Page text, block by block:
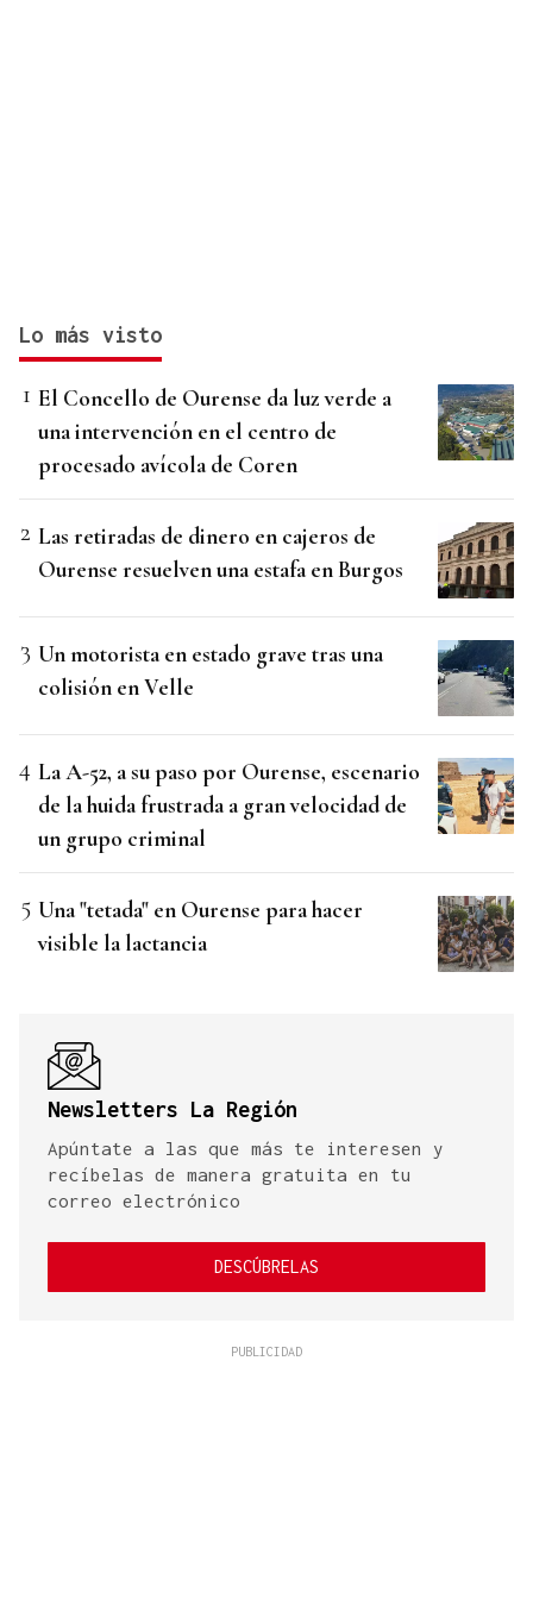
Lo más visto
El Concello de Ourense da luz verde a
una intervención en el centro de
procesado avícola de Coren
Las retiradas de dinero en cajeros de
Ourense resuelven una estafa en Burgos
Un motorista en estado grave tras una
colisión en Velle
La A-52, a su paso por Ourense, escenario
de la huida frustrada a gran velocidad de
un grupo criminal
Una "tetada" en Ourense para hacer
visible la lactancia
Newsletters La Región
Apúntate a las que más te interesen y
recíbelas de manera gratuita en tu
correo electrónico
DESCÚBRELAS